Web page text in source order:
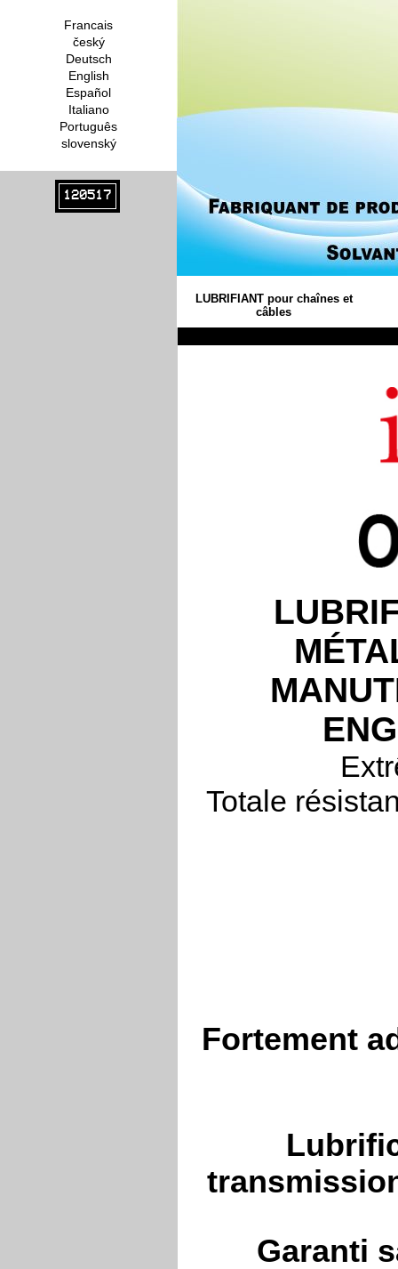
Francais
český
Deutsch
English
Español
Italiano
Português
slovenský
120517
LUBRIFIANT pour chaînes et
câbles
Totale
Fortement
Garanti